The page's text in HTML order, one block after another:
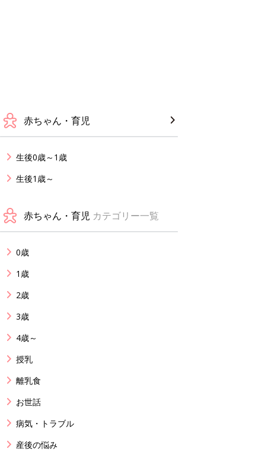
赤ちゃん・育児
生後0歳～1歳
生後1歳～
赤ちゃん・育児 カテゴリー一覧
0歳
1歳
2歳
3歳
4歳～
授乳
離乳食
お世話
病気・トラブル
産後の悩み